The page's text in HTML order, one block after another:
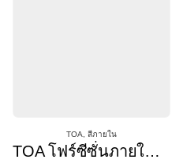
TOA สีภายใน
TOA โฟร์ซีซั่นภายในด้าน